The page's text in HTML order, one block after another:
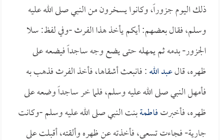
ذلك اليوم جزوراً، وكانوا يسخرون من النبي صلى الله عليه
وسلم، فقال بعضهم: أيكم يأخذ هذا الفرث -وفي لفظ: سلا
الجزور- بدمه ثم يمهله حتى يضع وجه ساجداً فيضعه على
ظهره، قالعبد الله: فانبعث أشقاها، فأخذ الفرث فذهب به
فأمهل النبي صلى الله عليه وسلم، فلما خر ساجداً وضعه على
ظهره، فأخبرتفاطمةبنت النبي صلى الله عليه وسلم -وكانت
جارية- فجاءت تسعى، فأخذته عن ظهره وألقته، أقبلت على